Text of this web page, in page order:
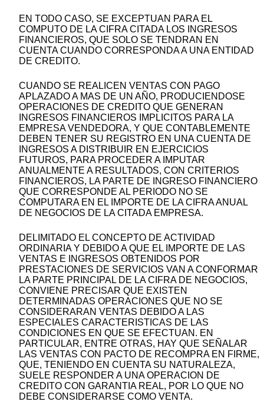
EN TODO CASO, SE EXCEPTUAN PARA EL
COMPUTO DE LA CIFRA CITADA LOS INGRESOS
FINANCIEROS, QUE SOLO SE TENDRAN EN
CUENTA CUANDO CORRESPONDA A UNA ENTIDAD
DE CREDITO.
CUANDO SE REALICEN VENTAS CON PAGO
APLAZADO A MAS DE UN AÑO, PRODUCIENDOSE
OPERACIONES DE CREDITO QUE GENERAN
INGRESOS FINANCIEROS IMPLICITOS PARA LA
EMPRESA VENDEDORA, Y QUE CONTABLEMENTE
DEBEN TENER SU REGISTRO EN UNA CUENTA DE
INGRESOS A DISTRIBUIR EN EJERCICIOS
FUTUROS, PARA PROCEDER A IMPUTAR
ANUALMENTE A RESULTADOS, CON CRITERIOS
FINANCIEROS, LA PARTE DE INGRESO FINANCIERO
QUE CORRESPONDE AL PERIODO NO SE
COMPUTARA EN EL IMPORTE DE LA CIFRA ANUAL
DE NEGOCIOS DE LA CITADA EMPRESA.
DELIMITADO EL CONCEPTO DE ACTIVIDAD
ORDINARIA Y DEBIDO A QUE EL IMPORTE DE LAS
VENTAS E INGRESOS OBTENIDOS POR
PRESTACIONES DE SERVICIOS VAN A CONFORMAR
LA PARTE PRINCIPAL DE LA CIFRA DE NEGOCIOS,
CONVIENE PRECISAR QUE EXISTEN
DETERMINADAS OPERACIONES QUE NO SE
CONSIDERARAN VENTAS DEBIDO A LAS
ESPECIALES CARACTERISTICAS DE LAS
CONDICIONES EN QUE SE EFECTUAN. EN
PARTICULAR, ENTRE OTRAS, HAY QUE SEÑALAR
LAS VENTAS CON PACTO DE RECOMPRA EN FIRME,
QUE, TENIENDO EN CUENTA SU NATURALEZA,
SUELE RESPONDER A UNA OPERACION DE
CREDITO CON GARANTIA REAL, POR LO QUE NO
DEBE CONSIDERARSE COMO VENTA.